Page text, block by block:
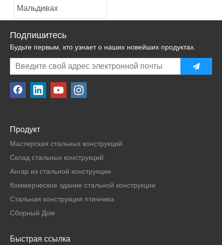
Мальдивах
Подпишитесь
Будьте первым, кто узнает о наших новейших продуктах.
Продукт
Мастерская стальных конструкций
Склад стальных конструкций
Ангар из стальной конструкции
Коммерческое здание стальной конструкции
Стальная конструкция птичника
Сборный Дом
Быстрая ссылка